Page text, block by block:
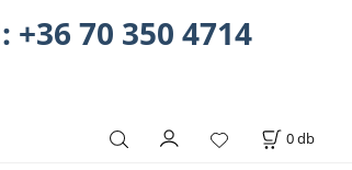
+36 70 350 4714
0 db